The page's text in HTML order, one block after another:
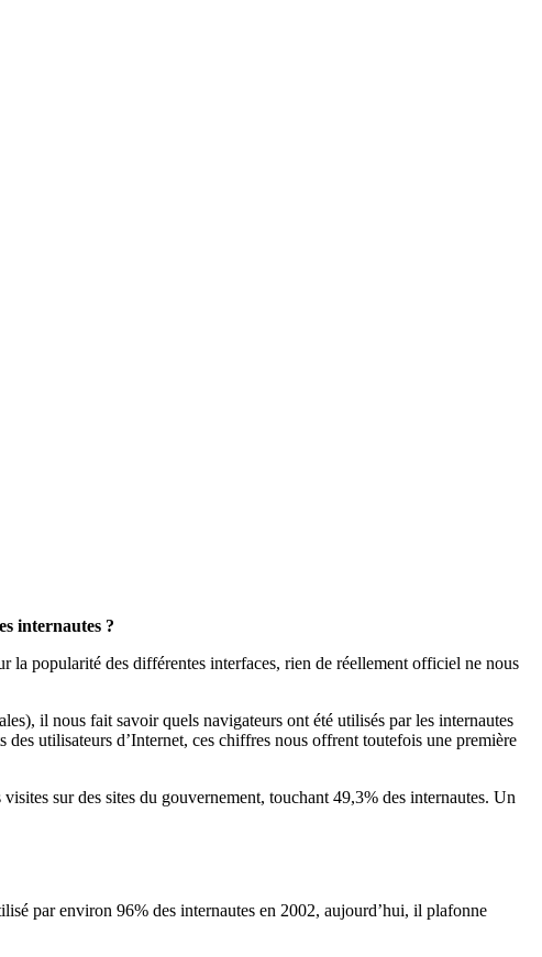
internautes ?
la popularité des différentes interfaces, rien de réellement officiel ne nous
il nous fait savoir quels navigateurs ont été utilisés par les internautes
utilisateurs d’Internet, ces chiffres nous offrent toutefois une première
sur des sites du gouvernement, touchant 49,3% des internautes. Un
par environ 96% des internautes en 2002, aujourd’hui, il plafonne